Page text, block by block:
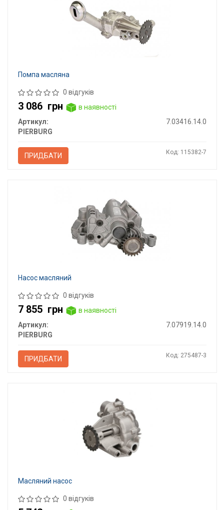
Помпа масляна
0 відгуків
3 086 грн
в наявності
Артикул:
7.03416.14.0
PIERBURG
ПРИДБАТИ Код: 115382-7
Насос масляний
0 відгуків
7 855 грн
в наявності
Артикул:
7.07919.14.0
PIERBURG
ПРИДБАТИ Код: 275487-3
Масляний насос
0 відгуків